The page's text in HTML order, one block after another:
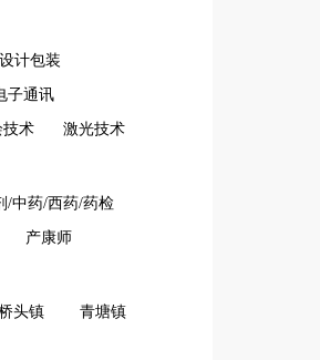
设计包装
子通讯
技术 激光技术
/中药/西药/药检
产康师
头镇
青塘镇